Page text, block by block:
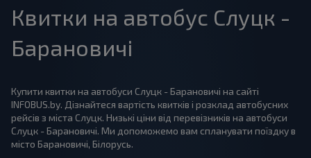
Квитки на автобус Слуцк -
Барановичі
Купити квитки на автобуси Слуцк - Барановичі на сайті
INFOBUS.by. Дізнайтеся вартість квитків і розклад автобусних
рейсів з міста Слуцк. Низькі ціни від перевізників на автобуси
Слуцк - Барановичі. Ми допоможемо вам спланувати поїздку в
місто Барановичі, Білорусь.